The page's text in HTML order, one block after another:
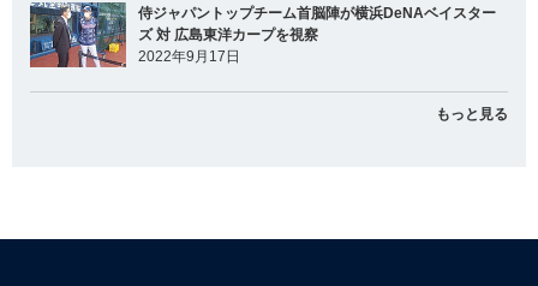
侍ジャパントップチーム首脳陣が横浜DeNAベイスター
ズ 対 広島東洋カープを視察
2022年9月17日
もっと見る